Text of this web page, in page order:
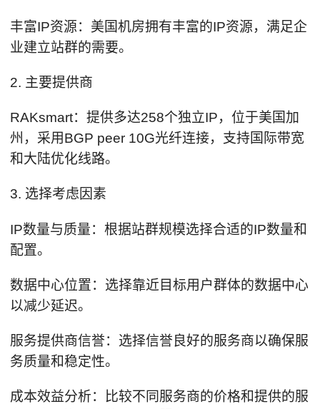
丰富IP资源：美国机房拥有丰富的IP资源，满足企
业建立站群的需要。
2. 主要提供商
RAKsmart：提供多达258个独立IP，位于美国加
州，采用BGP peer 10G光纤连接，支持国际带宽
和大陆优化线路。
3. 选择考虑因素
IP数量与质量：根据站群规模选择合适的IP数量和
配置。
数据中心位置：选择靠近目标用户群体的数据中心
以减少延迟。
服务提供商信誉：选择信誉良好的服务商以确保服
务质量和稳定性。
成本效益分析：比较不同服务商的价格和提供的服